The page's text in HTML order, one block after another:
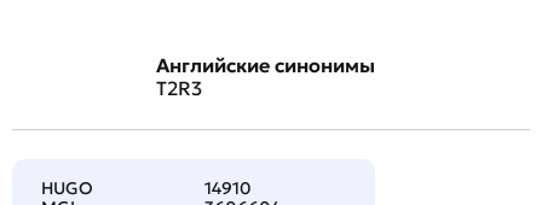
Английские синонимы
T2R3
HUGO
14910